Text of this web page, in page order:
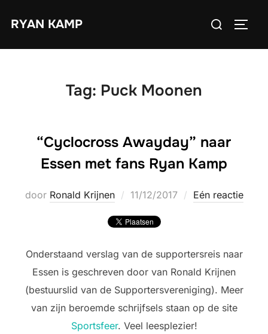
naarRYAN KAMP
Zoek
Tag: Puck Moonen
“Cyclocross Awayday” naar
Essen met fans Ryan Kamp
door Ronald Krijnen
Geplaatst
11/12/2017 Eén reactie
Onderstaand verslag van de supportersreis naar
Essen is geschreven door van Ronald Krijnen
(bestuurslid van de Supportersvereniging). Meer
van zijn beroemde schrijfsels staan op de site
Sportsfeer. Veel leesplezier!